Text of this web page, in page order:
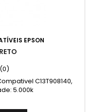
EPSON
(0)
C13T908140,
5.000k